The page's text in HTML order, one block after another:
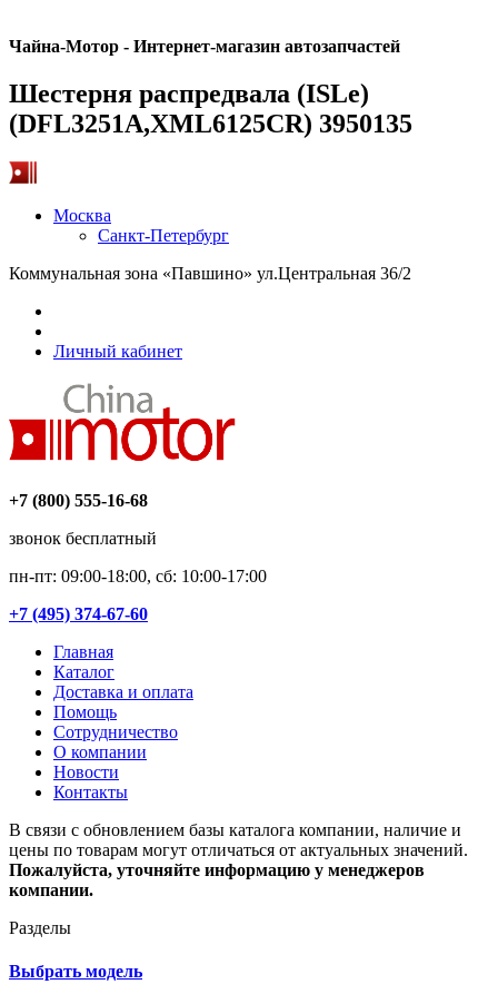
Чайна-Мотор - Интернет-магазин автозапчастей
Шестерня распредвала (ISLe)
(DFL3251A,XML6125CR) 3950135
Москва
Санкт-Петербург
Коммунальная зона «Павшино» ул.Центральная 36/2
Личный кабинет
+7 (800) 555-16-68
звонок бесплатный
пн-пт: 09:00-18:00, сб: 10:00-17:00
+7 (495) 374-67-60
Главная
Каталог
Доставка и оплата
Помощь
Сотрудничество
О компании
Новости
Контакты
В связи с обновлением базы каталога компании, наличие и
цены по товарам могут отличаться от актуальных значений.
Пожалуйста, уточняйте информацию у менеджеров
компании.
Разделы
Выбрать модель